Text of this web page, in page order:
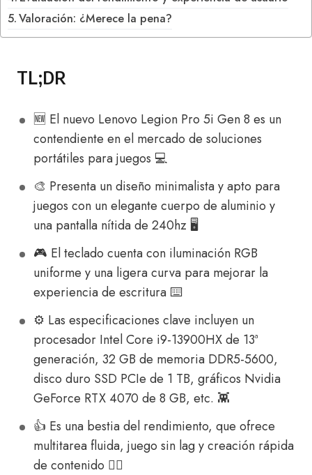
Valoración: ¿Merece la pena?
TL;DR
🆕 El nuevo Lenovo Legion Pro 5i Gen 8 es un
contendiente en el mercado de soluciones
portátiles para juegos 💻
🎨 Presenta un diseño minimalista y apto para
juegos con un elegante cuerpo de aluminio y
una pantalla nítida de 240hz 🖥️
🎮 El teclado cuenta con iluminación RGB
uniforme y una ligera curva para mejorar la
experiencia de escritura ⌨️
⚙️ Las especificaciones clave incluyen un
procesador Intel Core i9-13900HX de 13ª
generación, 32 GB de memoria DDR5-5600,
disco duro SSD PCIe de 1 TB, gráficos Nvidia
GeForce RTX 4070 de 8 GB, etc. 👾
👍 Es una bestia del rendimiento, que ofrece
multitarea fluida, juego sin lag y creación rápida
de contenido 🏃‍♂️